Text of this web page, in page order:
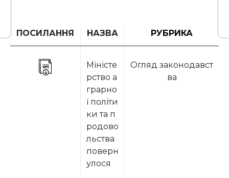
ПОСИЛАННЯ НАЗВА РУБРИКА
Міністе
рство а
грарно
ї політи
ки та п
родово
льства
поверн
улося
Огляд законодавст
ва